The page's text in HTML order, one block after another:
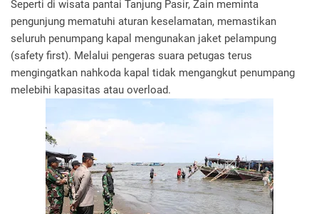
Seperti di wisata pantai Tanjung Pasir, Zain meminta
pengunjung mematuhi aturan keselamatan, memastikan
seluruh penumpang kapal mengunakan jaket pelampung
(safety first). Melalui pengeras suara petugas terus
mengingatkan nahkoda kapal tidak mengangkut penumpang
melebihi kapasitas atau overload.